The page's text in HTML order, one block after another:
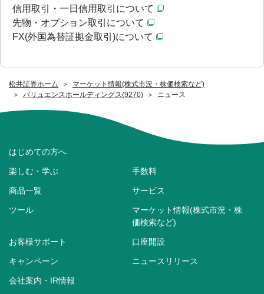
松井証券ホーム
マーケット情報(株式市況・株価検索など)
バリュエンスホールディングス(9270)
ニュース
信用取引・一日信用取引について
先物・オプション取引について
FX(外国為替証拠金取引)について
はじめての方へ
楽しむ・学ぶ 手数料
商品一覧 サービス
ツール
マーケット情報(株式市況・株
価検索など)
お客様サポート 口座開設
キャンペーン ニュースリリース
会社案内・IR情報